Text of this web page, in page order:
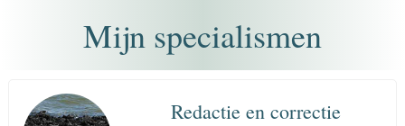
Mijn specialismen
Redactie en correctie